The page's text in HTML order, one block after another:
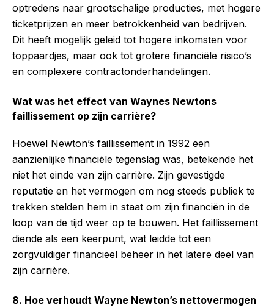
optredens naar grootschalige producties, met hogere
ticketprijzen en meer betrokkenheid van bedrijven.
Dit heeft mogelijk geleid tot hogere inkomsten voor
toppaardjes, maar ook tot grotere financiële risico’s
en complexere contractonderhandelingen.
Wat was het effect van Waynes Newtons
faillissement op zijn carrière?
Hoewel Newton’s faillissement in 1992 een
aanzienlijke financiële tegenslag was, betekende het
niet het einde van zijn carrière. Zijn gevestigde
reputatie en het vermogen om nog steeds publiek te
trekken stelden hem in staat om zijn financiën in de
loop van de tijd weer op te bouwen. Het faillissement
diende als een keerpunt, wat leidde tot een
zorgvuldiger financieel beheer in het latere deel van
zijn carrière.
8. Hoe verhoudt Wayne Newton’s nettovermogen